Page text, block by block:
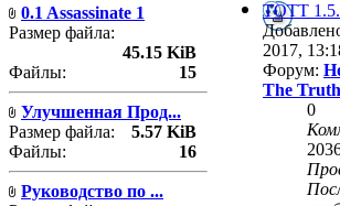
0.1 Assassinate 1
Размер файла:
45.15 KiB
Файлы:
15
Улучшенная Прод...
Размер файла:
5.57 KiB
Файлы:
16
Руководство по ...
TOTT
2017,
Форум:
The Truth
0